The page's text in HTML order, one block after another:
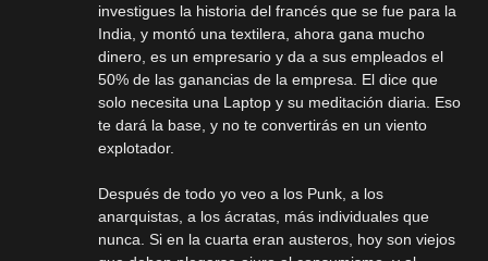
investigues la historia del francés que se fue para la
India, y montó una textilera, ahora gana mucho
dinero, es un empresario y da a sus empleados el
50% de las ganancias de la empresa. El dice que
solo necesita una Laptop y su meditación diaria. Eso
te dará la base, y no te convertirás en un viento
explotador.
Después de todo yo veo a los Punk, a los
anarquistas, a los ácratas, más individuales que
nunca. Si en la cuarta eran austeros, hoy son viejos